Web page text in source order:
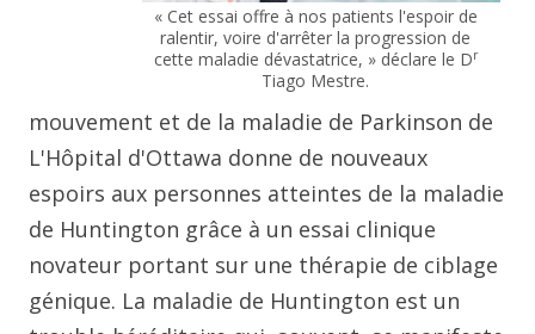
« Cet essai offre à nos patients l'espoir de
ralentir, voire d'arrêter la progression de
cette maladie dévastatrice, » déclare le Dr
Tiago Mestre.
mouvement et de la maladie de Parkinson de
L'Hôpital d'Ottawa donne de nouveaux
espoirs aux personnes atteintes de la maladie
de Huntington grâce à un essai clinique
novateur portant sur une thérapie de ciblage
génique. La maladie de Huntington est un